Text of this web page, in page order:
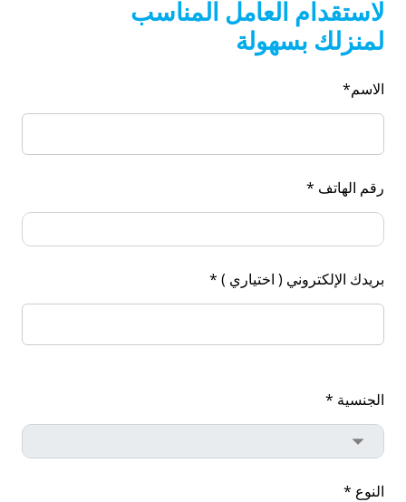
لاستقدام العامل المناسب
لمنزلك بسهولة
الاسم*
رقم الهاتف *
بريدك الإلكتروني ( اختياري ) *
الجنسية *
النوع *